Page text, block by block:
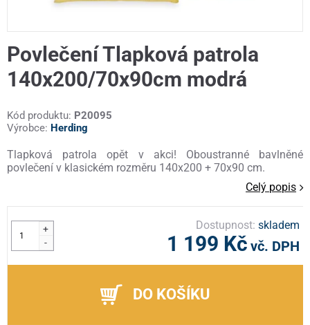
Povlečení Tlapková patrola
140x200/70x90cm modrá
Kód produktu: P20095
Výrobce: Herding
Tlapková patrola opět v akci! Oboustranné bavlněné
povlečení v klasickém rozměru 140x200 + 70x90 cm.
Celý popis
+
-
Dostupnost:skladem
1 199 Kč vč. DPH
DO KOŠÍKU